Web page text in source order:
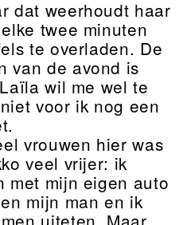
dat weerhoudt haar
twee minuten
te overladen. De
van de avond is
wil me wel te
voor ik nog een
vrouwen hier was
veel vrijer: ik
met mijn eigen auto
mijn man en ik